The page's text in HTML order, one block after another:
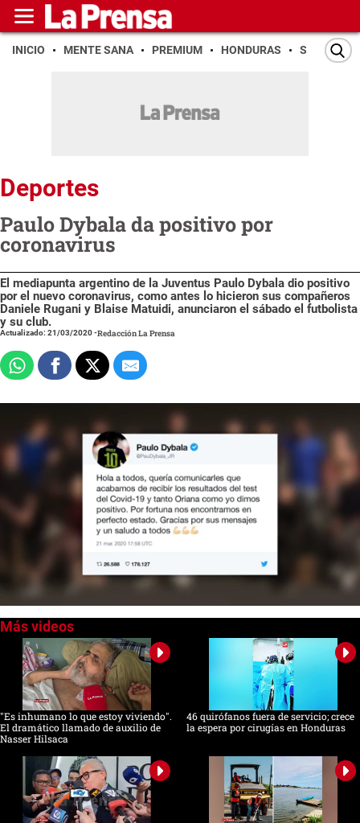
INICIO MENTE SANA PREMIUM HONDURAS SAN PEDRO
Deportes
Paulo Dybala da positivo por
coronavirus
El mediapunta argentino de la Juventus Paulo Dybala dio positivo
por el nuevo coronavirus, como antes lo hicieron sus compañeros
Daniele Rugani y Blaise Matuidi, anunciaron el sábado el futbolista
y su club.
Actualizado: 21/03/2020-Redacción La Prensa
seconds
seconds
"Es inhumano lo que estoy viviendo".
El dramático llamado de auxilio de
Nasser Hilsaca
46 quirófanos fuera de servicio; crece
la espera por cirugías en Honduras